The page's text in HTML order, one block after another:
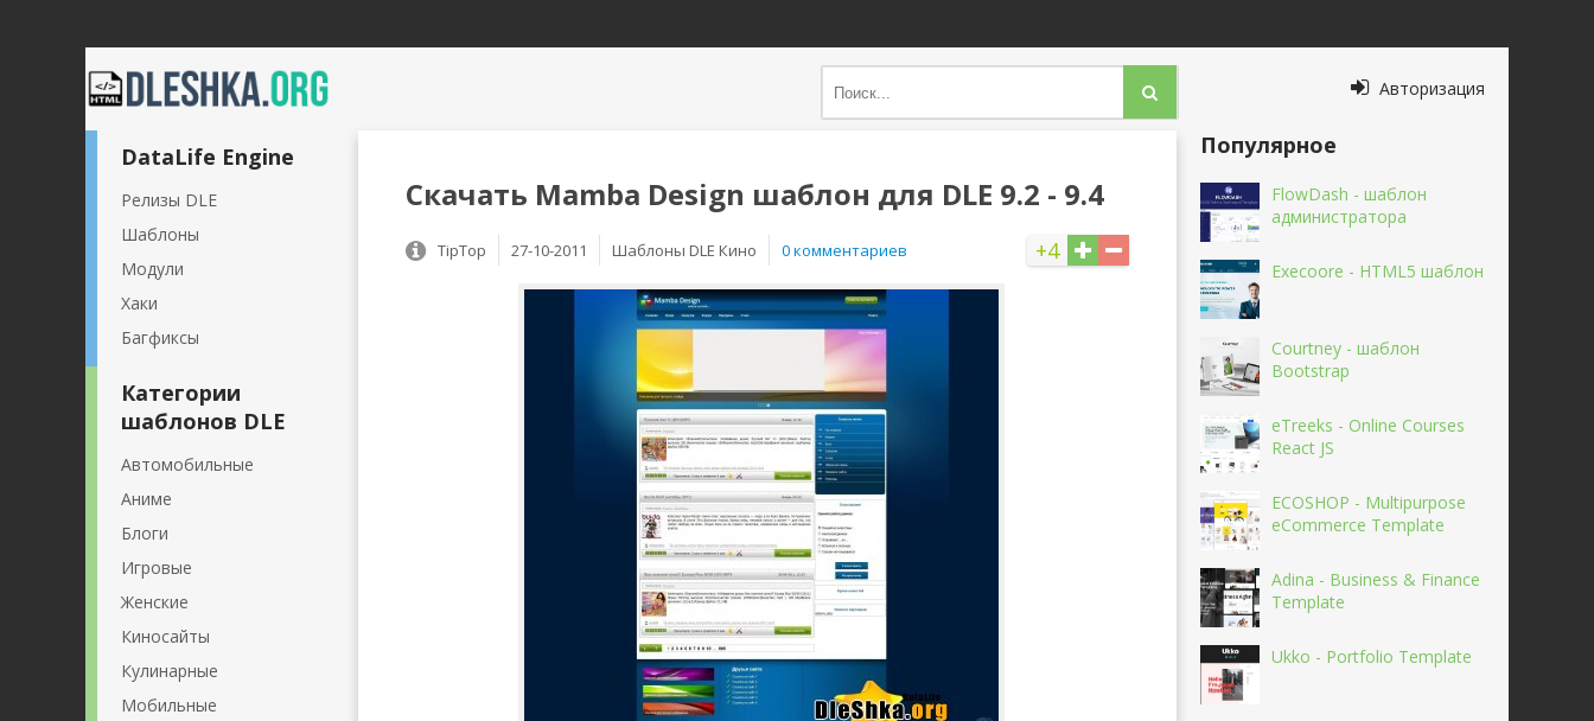
Авторизация
Скачать Mamba Design шаблон для DLE 9.2 - 9.4
+4
TipTop 27-10-2011 Шаблоны DLE Кино 0 комментариев
DataLife Engine
Релизы DLE
Шаблоны
Модули
Хаки
Багфиксы
Категории
шаблонов DLE
Автомобильные
Аниме
Блоги
Игровые
Женские
Киносайты
Кулинарные
Мобильные
Популярное
FlowDash - шаблон
администратора
Execoore - HTML5 шаблон
Courtney - шаблон
Bootstrap
eTreeks - Online Courses
React JS
ECOSHOP - Multipurpose
eCommerce Template
Adina - Business & Finance
Template
Ukko - Portfolio Template